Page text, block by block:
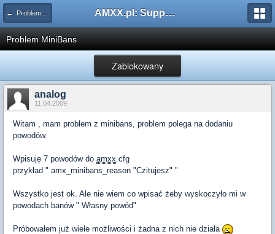
← Problemy z pluginami AMXX.pl: Support AMX Mod X i SourceMod
Problem MiniBans
Zablokowany
analog
11.04.2009
Witam , mam problem z minibans, problem polega na dodaniu
powodów.
Wpisuję 7 powodów do amxx.cfg
przykład " amx_minibans_reason "Czitujesz" "
Wszystko jest ok. Ale nie wiem co wpisać żeby wyskoczyło mi w
powodach banów " Własny powód"
Próbowałem już wiele możliwości i żadna z nich nie działa